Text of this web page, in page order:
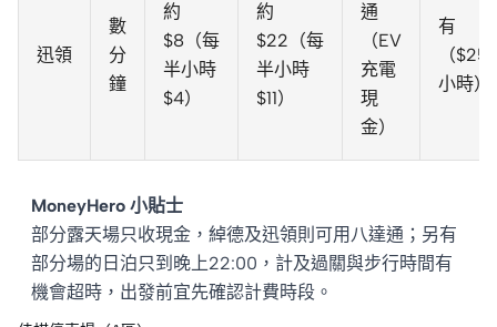
迅領
數
分
鐘
約
$8（每
半小時
$4）
約
$22（每
半小時
$11）
通
（EV
充電
現
金）
有
（$25/
小時）
MoneyHero 小貼士
部分露天場只收現金，綽德及迅領則可用八達通；另有
部分場的日泊只到晚上22:00，計及過關與步行時間有
機會超時，出發前宜先確認計費時段。